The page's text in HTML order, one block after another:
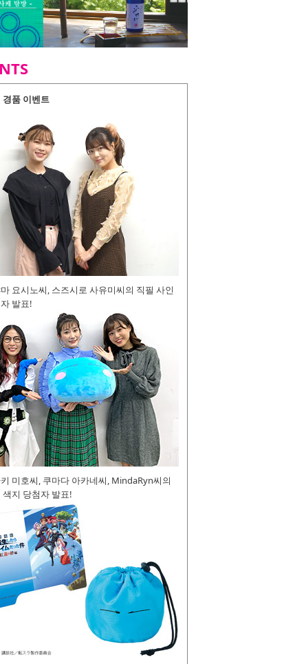
경품 이벤트
요시노씨, 스즈시로 사유미씨의 직필 사인
발표!
미호씨, 쿠마다 아카네씨, MindaRyn씨의
색지 당첨자 발표!